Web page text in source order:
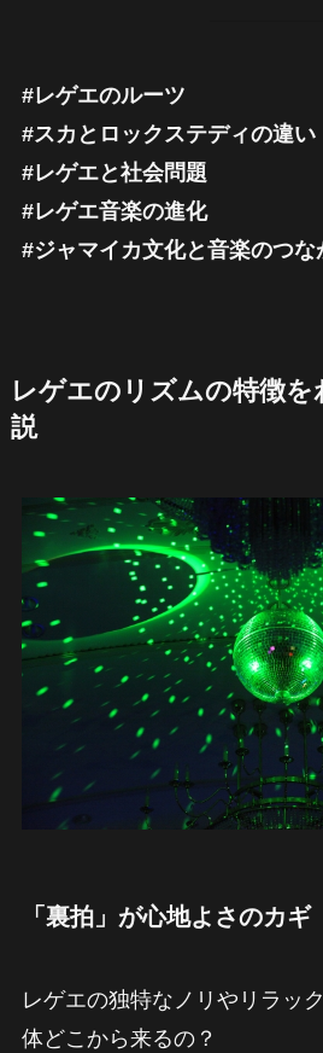
#レゲエのルーツ
#スカとロックステディの違い
#レゲエと社会問題
#レゲエ音楽の進化
#ジャマイカ文化と音楽のつな
レゲエのリズムの特徴
説
「裏拍」が心地よさのカギ
レゲエの独特なノリやリラッ
体どこから来るの？